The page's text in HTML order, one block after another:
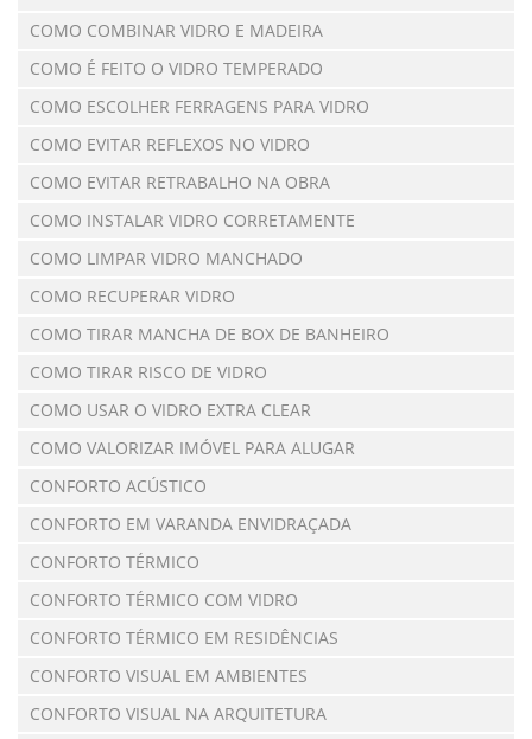
COMO COMBINAR VIDRO E MADEIRA
COMO É FEITO O VIDRO TEMPERADO
COMO ESCOLHER FERRAGENS PARA VIDRO
COMO EVITAR REFLEXOS NO VIDRO
COMO EVITAR RETRABALHO NA OBRA
COMO INSTALAR VIDRO CORRETAMENTE
COMO LIMPAR VIDRO MANCHADO
COMO RECUPERAR VIDRO
COMO TIRAR MANCHA DE BOX DE BANHEIRO
COMO TIRAR RISCO DE VIDRO
COMO USAR O VIDRO EXTRA CLEAR
COMO VALORIZAR IMÓVEL PARA ALUGAR
CONFORTO ACÚSTICO
CONFORTO EM VARANDA ENVIDRAÇADA
CONFORTO TÉRMICO
CONFORTO TÉRMICO COM VIDRO
CONFORTO TÉRMICO EM RESIDÊNCIAS
CONFORTO VISUAL EM AMBIENTES
CONFORTO VISUAL NA ARQUITETURA